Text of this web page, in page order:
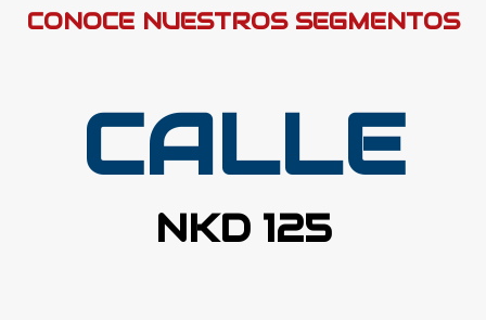
CONOCE NUESTROS SEGMENTOS
CALLE
NKD 125